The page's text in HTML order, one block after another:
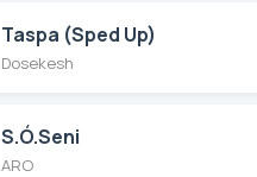
Taspa (Sped Up)
Dosekesh
S.Ó.Seni
ARO